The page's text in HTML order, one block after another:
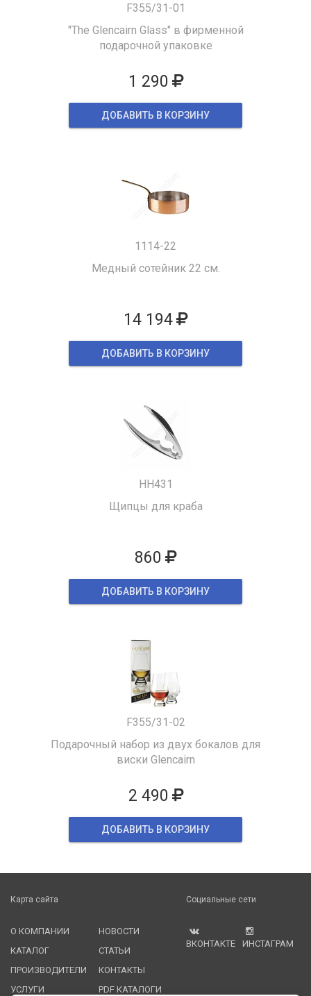
F355/31-01
"The Glencairn Glass" в фирменной
подарочной упаковке
1 290
ДОБАВИТЬ В КОРЗИНУ
1114-22
Медный сотейник 22 см.
14 194
ДОБАВИТЬ В КОРЗИНУ
HH431
Щипцы для краба
860
ДОБАВИТЬ В КОРЗИНУ
F355/31-02
Подарочный набор из двух бокалов для
виски Glencairn
2 490
ДОБАВИТЬ В КОРЗИНУ
Карта сайта
О КОМПАНИИ
КАТАЛОГ
ПРОИЗВОДИТЕЛИ
УСЛУГИ
НОВОСТИ
СТАТЬИ
КОНТАКТЫ
PDF КАТАЛОГИ
Социальные сети
ВКОНТАКТЕ ИНСТАГРАМ